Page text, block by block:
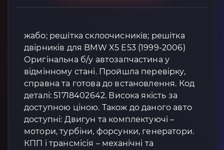
жабо; решітка склоочисників; решітка
двірників для BMW X5 E53 (1999-2006)
Оригінальна б/у автозапчастина у
відмінному стані. Пройшла перевірку,
справна та готова до встановлення. Код
деталі: 51718402642. Висока якість за
доступною ціною. Також до даного авто
доступні: Двигун та комплектуючі –
мотори, турбіни, форсунки, генератори.
КПП і трансмісія – механічні та